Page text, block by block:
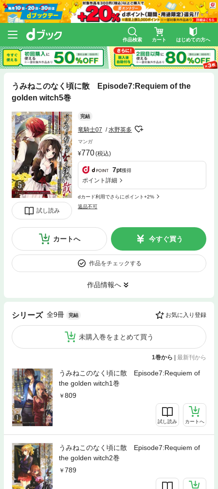
作品検索 カート はじめての方へ
うみねこのなく頃に散 Episode7:Requiem of the
golden witch5巻
試し読み
完結
竜騎士07 水野英多
マンガ
770(税込)
7pt獲得
ポイント詳細
dカード利用でさらにポイント+2%
返品不可
カートへ 今すぐ買う
作品をチェックする
作品情報へ
シリーズ 全9冊 完結 お気に入り登録
未購入巻をまとめて買う
1巻から | 最新刊から
うみねこのなく頃に散 Episode7:Requiem of
the golden witch1巻
809
試し読み カートへ
うみねこのなく頃に散 Episode7:Requiem of
the golden witch2巻
789